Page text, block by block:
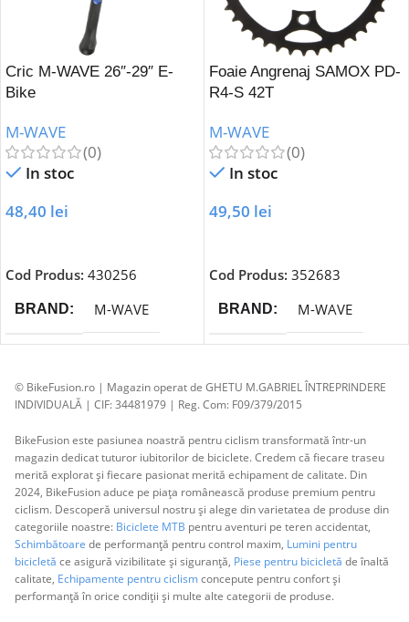
Cric M-WAVE 26″-29″ E-
Bike
M-WAVE
(0)
In stoc
48,40 lei
Cod Produs: 430256
BRAND M-WAVE
Foaie Angrenaj SAMOX PD-
R4-S 42T
M-WAVE
(0)
In stoc
49,50 lei
Cod Produs: 352683
BRAND M-WAVE
© BikeFusion.ro | Magazin operat de GHETU M.GABRIEL ÎNTREPRINDERE
INDIVIDUALĂ | CIF: 34481979 | Reg. Com: F09/379/2015
BikeFusion este pasiunea noastră pentru ciclism transformată într-un
magazin dedicat tuturor iubitorilor de biciclete. Credem că fiecare traseu
merită explorat și fiecare pasionat merită echipament de calitate. Din
2024, BikeFusion aduce pe piața românească produse premium pentru
ciclism. Descoperă universul nostru și alege din varietatea de produse din
categoriile noastre: Biciclete MTB pentru aventuri pe teren accidentat,
Schimbătoare de performanță pentru control maxim, Lumini pentru
bicicletă ce asigură vizibilitate și siguranță, Piese pentru bicicletă de înaltă
calitate, Echipamente pentru ciclismconcepute pentru confort și
performanță în orice condiții și multe alte categorii de produse.